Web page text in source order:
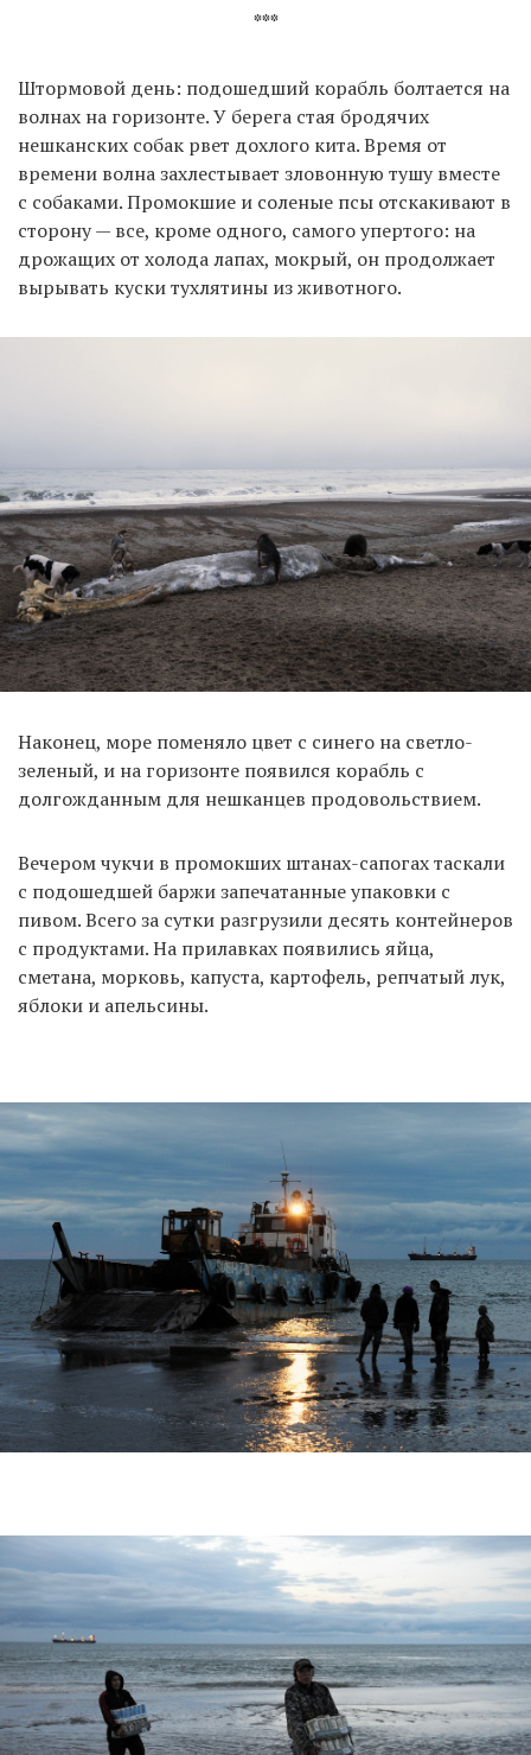
***
Штормовой день: подошедший корабль болтается на
волнах на горизонте. У берега стая бродячих
нешканских собак рвет дохлого кита. Время от
времени волна захлестывает зловонную тушу вместе
с собаками. Промокшие и соленые псы отскакивают в
сторону — все, кроме одного, самого упертого: на
дрожащих от холода лапах, мокрый, он продолжает
вырывать куски тухлятины из животного.
Наконец, море поменяло цвет с синего на светло-
зеленый, и на горизонте появился корабль с
долгожданным для нешканцев продовольствием.
Вечером чукчи в промокших штанах-сапогах таскали
с подошедшей баржи запечатанные упаковки с
пивом. Всего за сутки разгрузили десять контейнеров
с продуктами. На прилавках появились яйца,
сметана, морковь, капуста, картофель, репчатый лук,
яблоки и апельсины.